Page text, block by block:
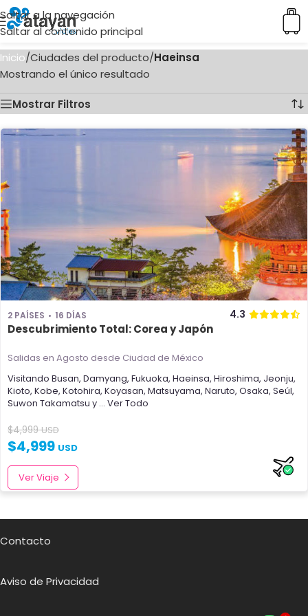
Saltar a la navegación
Saltar al contenido principal
Inicio/Ciudades del producto/Haeinsa
Mostrando el único resultado
Mostrar Filtros
2 PAÍSES 16 DÍAS 4.3
Descubrimiento Total: Corea y Japón
Salidas en Agosto desde Ciudad de México
Visitando Busan, Damyang, Fukuoka, Haeinsa, Hiroshima, Jeonju,
Kioto, Kobe, Kotohira, Koyasan, Matsuyama, Naruto, Osaka, Seúl,
Suwon Takamatsu y ... Ver Todo
$4,999USD
$4,999 USD
Ver Viaje
Contacto
Aviso de Privacidad